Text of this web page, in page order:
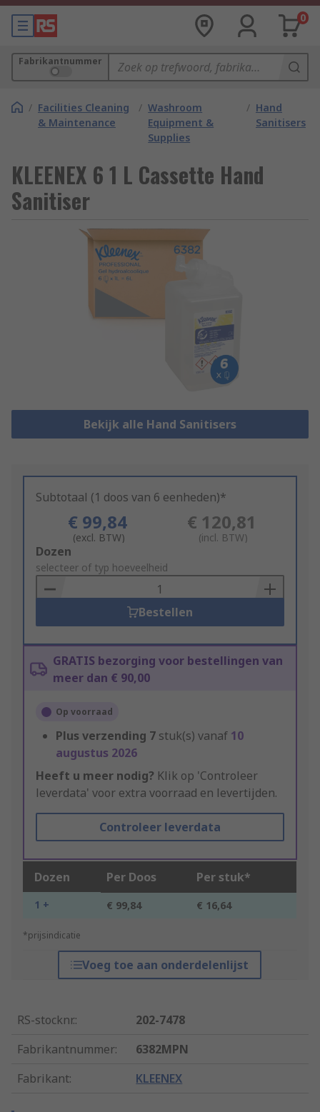
0
Fabrikantnummer
/ Facilities Cleaning
& Maintenance
/ Washroom
Equipment &
Supplies
/ Hand
Sanitisers
KLEENEX 6 1 L Cassette Hand
Sanitiser
Bekijk alle Hand Sanitisers
Subtotaal (1 doos van 6 eenheden)*
€ 99,84
(excl. BTW)
€ 120,81
(incl. BTW)
Add
to
Basket
Dozen
selecteer of typ hoeveelheid
Bestellen
GRATIS bezorging voor bestellingen van
meer dan € 90,00
Op voorraad
Plus verzending 7 stuk(s) vanaf 10
augustus 2026
Heeft u meer nodig? Klik op 'Controleer
leverdata' voor extra voorraad en levertijden.
Controleer leverdata
Dozen Per Doos Per stuk*
1 + € 99,84 € 16,64
*prijsindicatie
Voeg toe aan onderdelenlijst
RS-stocknr.:
202-7478
Fabrikantnummer:
6382MPN
Fabrikant: KLEENEX